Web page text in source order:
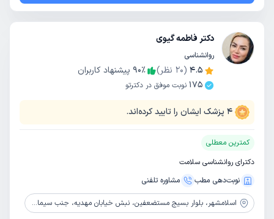
دکتر فاطمه گیوی
روانشناسی
4.5
(
20 نظر) 90٪
پیشنهاد کاربران
175 نوبت موفق در دکترتو
4 پزشک ایشان را تایید کرده‌اند.
کمترین معطلی
دکترای روانشناسی سلامت
نوبت‌دهی مطب
مشاوره‌ تلفنی
اسلامشهر، بلوار بسیج مستضعفین، نبش خیابان مهدیه، جنب سیمای آفرینش، طبقه اول، واحد یک